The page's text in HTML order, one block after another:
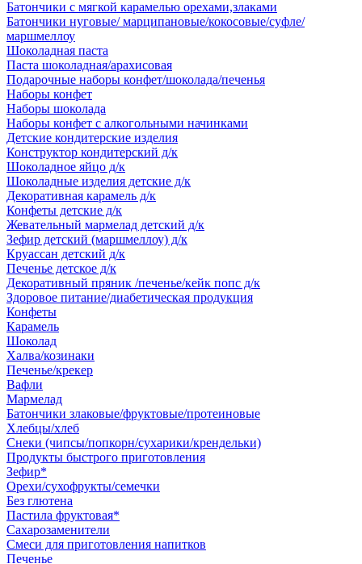
Батончики с мягкой карамелью орехами,злаками
Батончики нуговые/ марципановые/кокосовые/суфле/
маршмеллоу
Шоколадная паста
Паста шоколадная/арахисовая
Подарочные наборы конфет/шоколада/печенья
Наборы конфет
Наборы шоколада
Наборы конфет с алкогольными начинками
Детские кондитерские изделия
Конструктор кондитерский д/к
Шоколадное яйцо д/к
Шоколадные изделия детские д/к
Декоративная карамель д/к
Конфеты детские д/к
Жевательный мармелад детский д/к
Зефир детский (маршмеллоу) д/к
Круассан детский д/к
Печенье детское д/к
Декоративный пряник /печенье/кейк попс д/к
Здоровое питание/диабетическая продукция
Конфеты
Карамель
Шоколад
Халва/козинаки
Печенье/крекер
Вафли
Мармелад
Батончики злаковые/фруктовые/протеиновые
Хлебцы/хлеб
Снеки (чипсы/попкорн/сухарики/крендельки)
Продукты быстрого приготовления
Зефир*
Орехи/сухофрукты/семечки
Без глютена
Пастила фруктовая*
Сахарозаменители
Смеси для приготовления напитков
Печенье